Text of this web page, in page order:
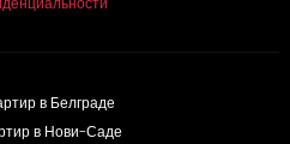
в Белграде
в Нови-Саде